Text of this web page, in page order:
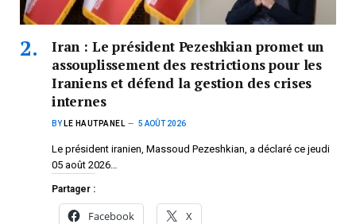
Iran : Le président Pezeshkian promet un
assouplissement des restrictions pour les
Iraniens et défend la gestion des crises
internes
BY LE HAUTPANEL 5 AOÛT 2026
Le président iranien, Massoud Pezeshkian, a déclaré ce jeudi
05 août 2026…
Partager :
Facebook X